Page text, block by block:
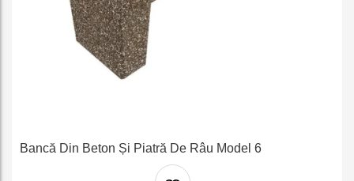
Bancă Din Beton Și Piatră De Râu Model 6